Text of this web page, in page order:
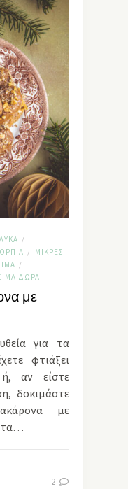
/
/
ΜΙΚΡΈΣ
/
ΔΏΡΑ
με
για τα
φτιάξει
αν είστε
δοκιμάστε
με
τα…
2